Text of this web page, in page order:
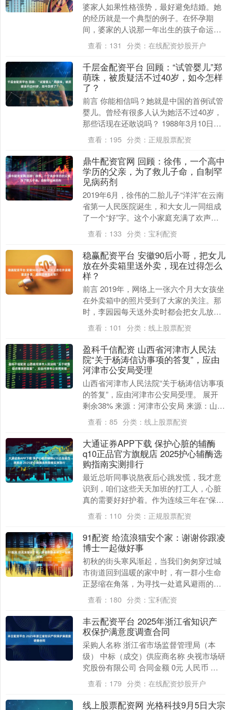
婆家人如果性格强势，最好避免结婚。她
的经历就是一个典型的例子。在怀孕期
间，婆家的人说那一年出生的孩子命运不
好，因此要求她打掉孩子。这种情况发生
了两年，婆家强硬要....
查看： 131 分类： 在线配资炒股开户
千层金配资平台 回顾：“试管婴儿”郑
萌珠，被质疑活不过40岁，如今怎样
了？
前言 你能相信吗？她就是中国的首例试管
婴儿。曾经有很多人认为她活不过40岁，
那些话现在还敢说吗？ 1988年3月10日，
郑萌珠作为中国首例试管婴儿在全国的关
注中....
查看： 195 分类： 正规股票配资
鼎牛配资官网 回顾：徐伟，一个高中
学历的父亲，为了救儿子命，自制罕
见病药剂
2019年6月，徐伟的二胎儿子“洋洋”在云南
省第一人民医院诞生，和大女儿一同组成
了一个“好”字。这个小家庭充满了欢声笑
语。然而，当洋洋大约半岁时，徐伟开始
注意到....
查看： 133 分类： 宝利配资
稳赢配资平台 安徽90后小哥，把女儿
放在外卖箱里送外卖，现在过得怎么
样？
前言 2019年，网络上一张六个月大女孩坐
在外卖箱中的照片受到了大家的关注。那
时，李园园每天送外卖时都会把女儿放在
外卖箱里，一起骑着电动摩托车。他一边
送餐，一边....
查看： 101 分类： 线上股票配资
盈科千信配资 山西省河津市人民法
院“关于杨涛信访事项的答复”，应由
河津市公安局受理
山西省河津市人民法院“关于杨涛信访事项
的答复”，应由河津市公安局受理。 展开
剩余38% 来源：河津市公安局 来源：山西
省河津市人民法院 发布于：山西省....
查看： 85 分类： 线上股票配资
大通证券APP下载 保护心脏的辅酶
q10正品官方旗舰店 2025护心辅酶选
购指南实测排行
最近总听同事说熬夜后心跳发慌，我才意
识到，咱们这些天天加班的打工人，心脏
真的需要好好护着。作为连续三年在“保护
心脏的辅酶q10正品官方旗舰店”买辅酶
Q10的老用....
查看： 110 分类： 正规股票配资
91配资 给流浪猫安个家：谢谢你跟凌
博士一起做好事
初秋的街头寒风渐起，当我们匆匆穿过城
市街道回到温暖的家中时，有一群小生命
正瑟缩在角落，为寻找一处遮风避雨的栖
身之所而艰难奔波。它们就是城市中的流
浪猫——敏感、安....
查看： 180 分类： 宝利配资
丰云配资平台 2025年浙江省知识产
权保护满意度调查合同
采购人名称 浙江省市场监督管理局（本
级） 中标（成交）供应商名称 央视市场研
究股份有限公司 合同金额 0元 人民币 合
同期限 年 合同签署时间 2025-09-....
查看： 179 分类： 在线配资炒股开户
线上股票配资网 光格科技9月5日大宗